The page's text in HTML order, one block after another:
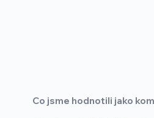
Co jsme hodnotili jako